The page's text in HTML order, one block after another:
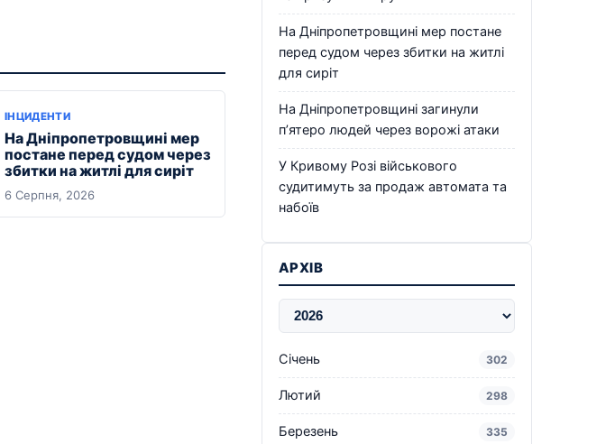
ІНЦИДЕНТИ
На Дніпропетровщині мер
постане перед судом через
збитки на житлі для сиріт
6 Серпня, 2026
На Дніпропетровщині мер постане
перед судом через збитки на житлі
для сиріт
На Дніпропетровщині загинули
п’ятеро людей через ворожі атаки
У Кривому Розі військового
судитимуть за продаж автомата та
набоїв
АРХІВ
Січень 302
Лютий 298
Березень 335